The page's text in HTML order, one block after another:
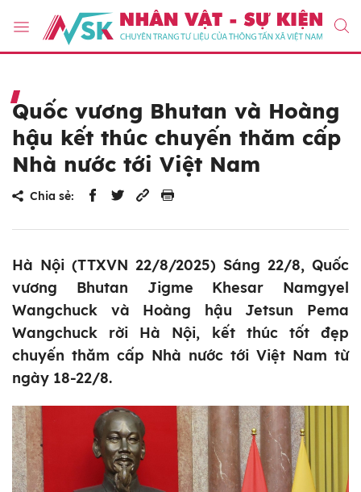
Quốc vương Bhutan và Hoàng
hậu kết thúc chuyến thăm cấp
Nhà nước tới Việt Nam
Chia sẻ:
Hà Nội (TTXVN 22/8/2025) Sáng 22/8, Quốc
vương Bhutan Jigme Khesar Namgyel
Wangchuck và Hoàng hậu Jetsun Pema
Wangchuck rời Hà Nội, kết thúc tốt đẹp
chuyến thăm cấp Nhà nước tới Việt Nam từ
ngày 18-22/8.